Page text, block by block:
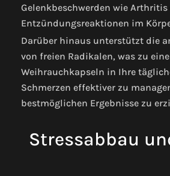
Gelenkbeschwerden wie
Entzündungsreaktionen im
Darüber hinaus unterstützt die
von freien Radikalen, was zu
Weihrauchkapseln in Ihre
Schmerzen effektiver zu
bestmöglichen Ergebnisse zu
Stressabbau